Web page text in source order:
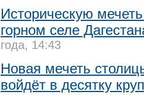
Историческую
горном селе
года, 14:43
Новая мечеть
войдёт в десятку